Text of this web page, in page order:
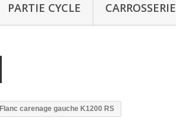
PARTIE CYCLE CARROSSERIE
Flanc carenage gauche K1200 RS